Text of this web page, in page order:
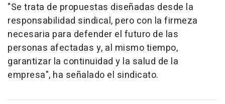
"Se trata de propuestas diseñadas desde la
responsabilidad sindical, pero con la firmeza
necesaria para defender el futuro de las
personas afectadas y, al mismo tiempo,
garantizar la continuidad y la salud de la
empresa", ha señalado el sindicato.